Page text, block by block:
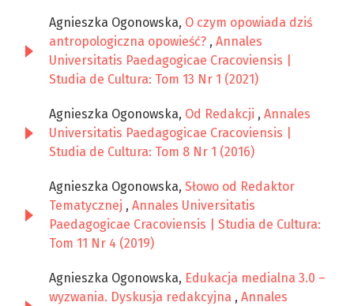
Agnieszka Ogonowska, O czym opowiada dziś
antropologiczna opowieść? , Annales
Universitatis Paedagogicae Cracoviensis |
Studia de Cultura: Tom 13 Nr 1 (2021)
Agnieszka Ogonowska, Od Redakcji , Annales
Universitatis Paedagogicae Cracoviensis |
Studia de Cultura: Tom 8 Nr 1 (2016)
Agnieszka Ogonowska, Słowo od Redaktor
Tematycznej , Annales Universitatis
Paedagogicae Cracoviensis | Studia de Cultura:
Tom 11 Nr 4 (2019)
Agnieszka Ogonowska, Edukacja medialna 3.0 –
wyzwania. Dyskusja redakcyjna , Annales